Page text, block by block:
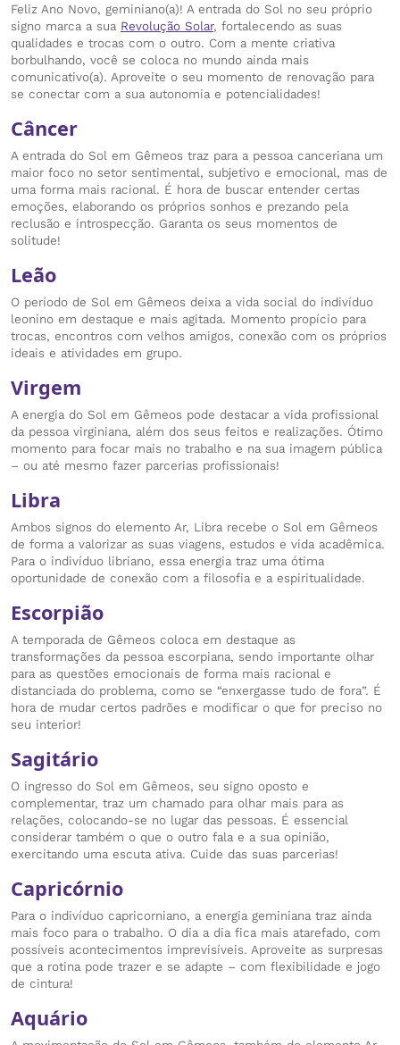
Feliz Ano Novo, geminiano(a)! A entrada do Sol no seu próprio
signo marca a sua Revolução Solar, fortalecendo as suas
qualidades e trocas com o outro. Com a mente criativa
borbulhando, você se coloca no mundo ainda mais
comunicativo(a). Aproveite o seu momento de renovação para
se conectar com a sua autonomia e potencialidades!
Câncer
A entrada do Sol em Gêmeos traz para a pessoa canceriana um
maior foco no setor sentimental, subjetivo e emocional, mas de
uma forma mais racional. É hora de buscar entender certas
emoções, elaborando os próprios sonhos e prezando pela
reclusão e introspecção. Garanta os seus momentos de
solitude!
Leão
O período de Sol em Gêmeos deixa a vida social do indivíduo
leonino em destaque e mais agitada. Momento propício para
trocas, encontros com velhos amigos, conexão com os próprios
ideais e atividades em grupo.
Virgem
A energia do Sol em Gêmeos pode destacar a vida profissional
da pessoa virginiana, além dos seus feitos e realizações. Ótimo
momento para focar mais no trabalho e na sua imagem pública
– ou até mesmo fazer parcerias profissionais!
Libra
Ambos signos do elemento Ar, Libra recebe o Sol em Gêmeos
de forma a valorizar as suas viagens, estudos e vida acadêmica.
Para o indivíduo libriano, essa energia traz uma ótima
oportunidade de conexão com a filosofia e a espiritualidade.
Escorpião
A temporada de Gêmeos coloca em destaque as
transformações da pessoa escorpiana, sendo importante olhar
para as questões emocionais de forma mais racional e
distanciada do problema, como se “enxergasse tudo de fora”. É
hora de mudar certos padrões e modificar o que for preciso no
seu interior!
Sagitário
O ingresso do Sol em Gêmeos, seu signo oposto e
complementar, traz um chamado para olhar mais para as
relações, colocando-se no lugar das pessoas. É essencial
considerar também o que o outro fala e a sua opinião,
exercitando uma escuta ativa. Cuide das suas parcerias!
Capricórnio
Para o indivíduo capricorniano, a energia geminiana traz ainda
mais foco para o trabalho. O dia a dia fica mais atarefado, com
possíveis acontecimentos imprevisíveis. Aproveite as surpresas
que a rotina pode trazer e se adapte – com flexibilidade e jogo
de cintura!
Aquário